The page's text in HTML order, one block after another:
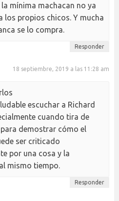
mínima machacan no ya
los propios chicos. Y mucha
se lo compra.
Responder
18 septiembre, 2019 a las 11:28 am
escuchar a Richard
cuando tira de
demostrar cómo el
ser criticado
por una cosa y la
mismo tiempo.
Responder